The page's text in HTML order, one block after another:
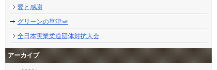
愛と感謝
グリーンの草津🫛
全日本実業柔道団体対抗大会
アーカイブ